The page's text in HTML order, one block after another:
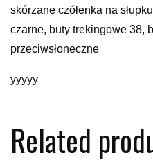
skórzane czółenka na
czarne, buty trekingowe 38,
przeciwsłoneczne
yyyyy
Related